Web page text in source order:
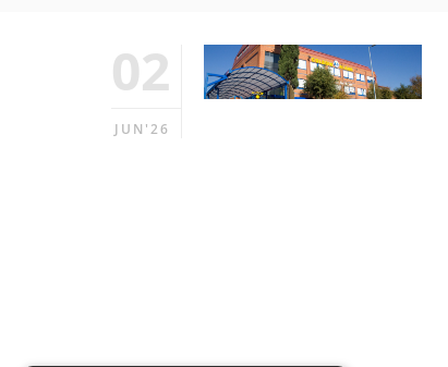
02
JUN'26